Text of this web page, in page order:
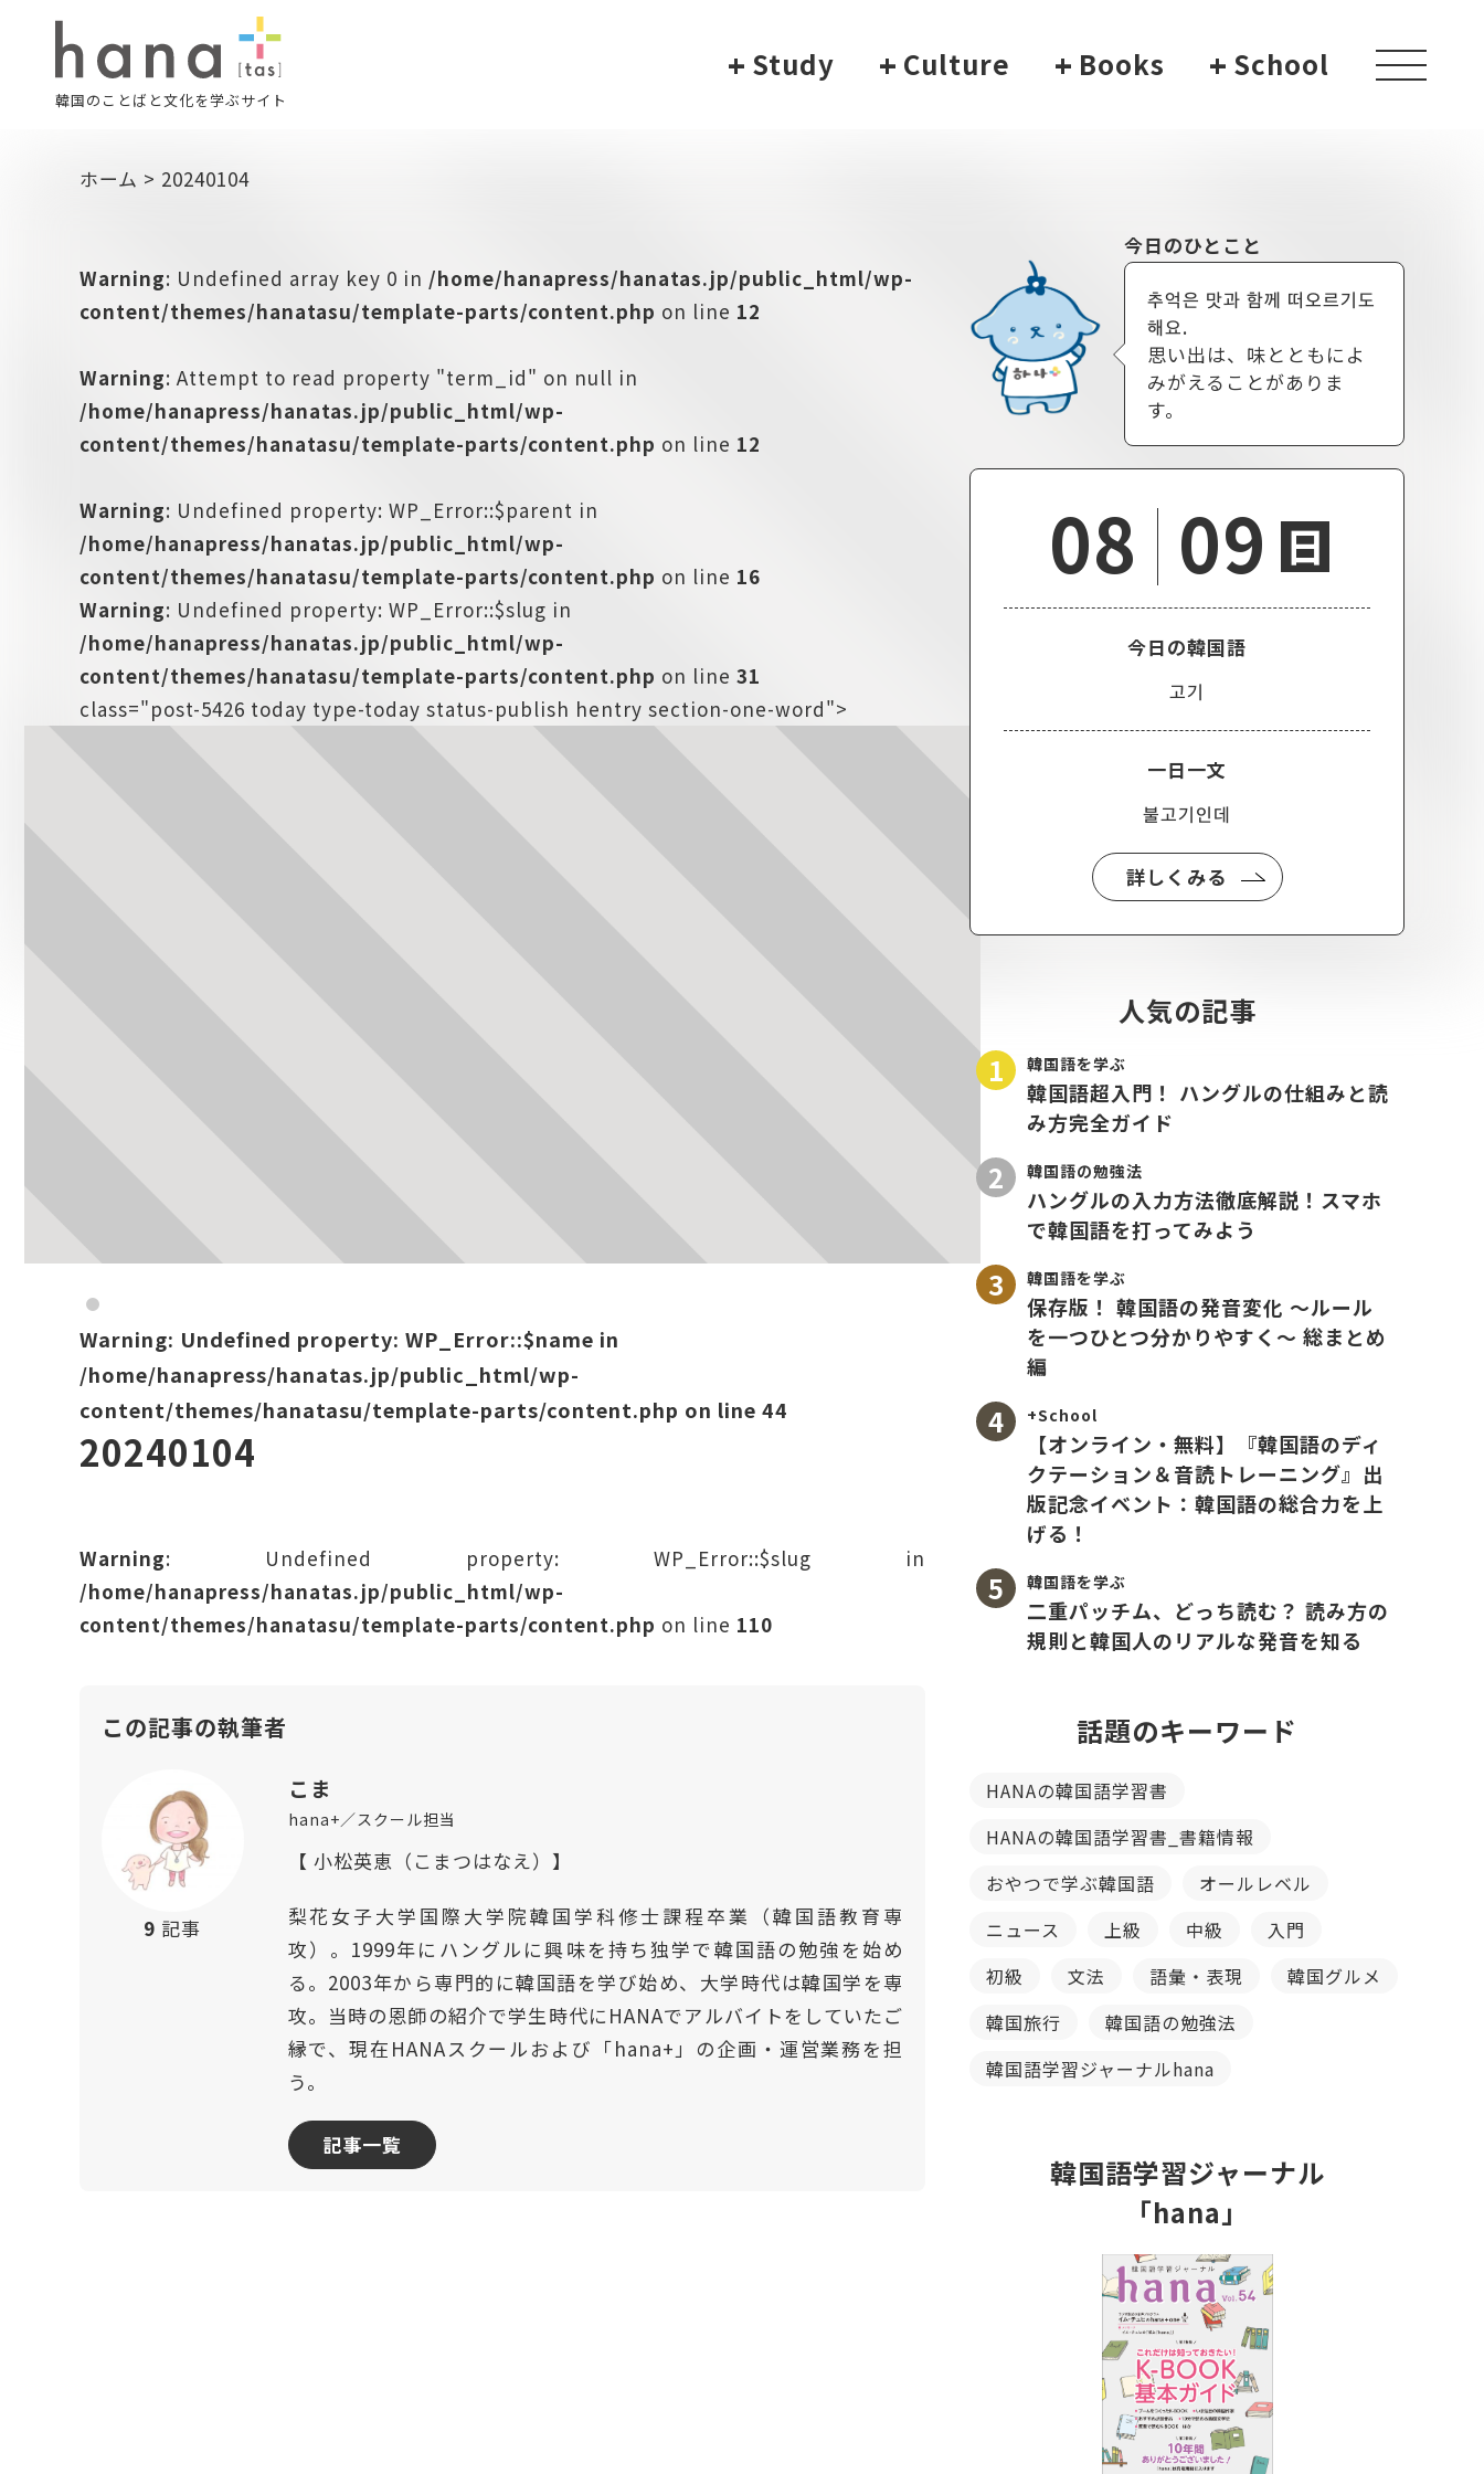
韓国のことばと文化を学ぶサイト
+ Study + Culture + Books + School
toggle
ホーム > 20240104
Warning: Undefined array key 0 in /home/hanapress/hanatas.jp/public_html/wp-
content/themes/hanatasu/template-parts/content.php on line 12
Warning: Attempt to read property "term_id" on null in
/home/hanapress/hanatas.jp/public_html/wp-
content/themes/hanatasu/template-parts/content.php on line 12
Warning: Undefined property: WP_Error::$parent in
/home/hanapress/hanatas.jp/public_html/wp-
content/themes/hanatasu/template-parts/content.php on line 16
Warning: Undefined property: WP_Error::$slug in
/home/hanapress/hanatas.jp/public_html/wp-
content/themes/hanatasu/template-parts/content.php on line 31
class="post-5426 today type-today status-publish hentry section-one-word">
Warning: Undefined property: WP_Error::$name in
/home/hanapress/hanatas.jp/public_html/wp-
content/themes/hanatasu/template-parts/content.php on line 44
20240104
Warning: Undefined property: WP_Error::$slug in
/home/hanapress/hanatas.jp/public_html/wp-
content/themes/hanatasu/template-parts/content.php on line 110
この記事の執筆者
9 記事
こま
hana+／スクール担当
【 小松英恵（こまつはなえ）】
梨花女子大学国際大学院韓国学科修士課程卒業（韓国語教育専
攻）。1999年にハングルに興味を持ち独学で韓国語の勉強を始め
る。2003年から専門的に韓国語を学び始め、大学時代は韓国学を専
攻。当時の恩師の紹介で学生時代にHANAでアルバイトをしていたご
縁で、現在HANAスクールおよび「hana+」の企画・運営業務を担
う。
記事一覧
今日のひとこと
추억은 맛과 함께 떠오르기도
해요.
思い出は、味とともによ
みがえることがありま
す。
08 09 日
今日の韓国語
고기
一日一文
불고기인데
詳しくみる
人気の記事
韓国語を学ぶ
韓国語超入門！ ハングルの仕組みと読
み方完全ガイド
韓国語の勉強法
ハングルの入力方法徹底解説！スマホ
で韓国語を打ってみよう
韓国語を学ぶ
保存版！ 韓国語の発音変化 〜ルール
を一つひとつ分かりやすく〜 総まとめ
編
+School
【オンライン・無料】『韓国語のディ
クテーション＆音読トレーニング』出
版記念イベント：韓国語の総合力を上
げる！
韓国語を学ぶ
二重パッチム、どっち読む？ 読み方の
規則と韓国人のリアルな発音を知る
話題のキーワード
HANAの韓国語学習書
HANAの韓国語学習書_書籍情報
おやつで学ぶ韓国語
オールレベル
ニュース
上級 中級
入門
初級
文法 語彙・表現
韓国グルメ
韓国旅行
韓国語の勉強法
韓国語学習ジャーナルhana
韓国語学習ジャーナル
「hana」